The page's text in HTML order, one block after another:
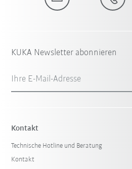
KUKA Newsletter abonnieren
Ihre E-Mail-Adresse
Kontakt
Technische Hotline und Beratung
Kontakt